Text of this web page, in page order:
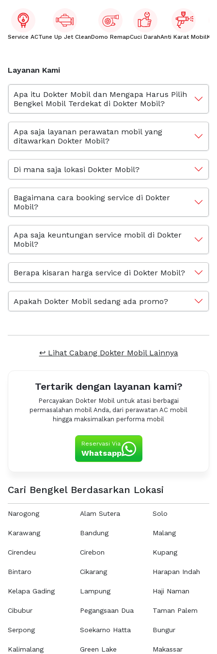
Service ACTune Up Jet CleanDomo RemapCuci DarahAnti Karat Mobil
Layanan Kami
Apa itu Dokter Mobil dan Mengapa Harus Pilih
Bengkel Mobil Terdekat di Dokter Mobil?
Apa saja layanan perawatan mobil yang
ditawarkan Dokter Mobil?
Di mana saja lokasi Dokter Mobil?
Bagaimana cara booking service di Dokter
Mobil?
Apa saja keuntungan service mobil di Dokter
Mobil?
Berapa kisaran harga service di Dokter Mobil?
Apakah Dokter Mobil sedang ada promo?
↩ Lihat Cabang Dokter Mobil Lainnya
Tertarik dengan layanan kami?
Percayakan Dokter Mobil untuk atasi berbagai
permasalahan mobil Anda, dari perawatan AC mobil
hingga maksimalkan performa mobil
Reservasi Via
Whatsapp
Cari Bengkel Berdasarkan Lokasi
Narogong
Karawang
Cirendeu
Bintaro
Kelapa Gading
Cibubur
Serpong
Kalimalang
Alam Sutera
Bandung
Cirebon
Cikarang
Lampung
Pegangsaan Dua
Soekarno Hatta
Green Lake
Solo
Malang
Kupang
Harapan Indah
Haji Naman
Taman Palem
Bungur
Makassar